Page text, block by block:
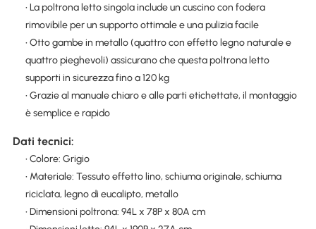
• La poltrona letto singola include un cuscino con fodera
rimovibile per un supporto ottimale e una pulizia facile
• Otto gambe in metallo (quattro con effetto legno naturale e
quattro pieghevoli) assicurano che questa poltrona letto
supporti in sicurezza fino a 120 kg
• Grazie al manuale chiaro e alle parti etichettate, il montaggio
è semplice e rapido
Dati tecnici:
• Colore: Grigio
• Materiale: Tessuto effetto lino, schiuma originale, schiuma
riciclata, legno di eucalipto, metallo
• Dimensioni poltrona: 94L x 78P x 80A cm